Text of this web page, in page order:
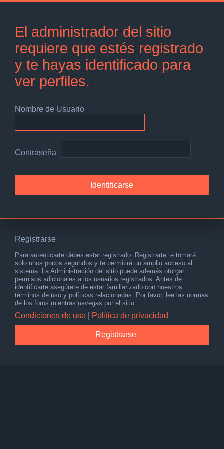
El administrador del sitio
requiere que estés registrado
y te hayas identificado para
ver perfiles.
Nombre de Usuario
Contraseña
Registrarse
Para autenticarte debes estar registrado. Registrarte te tomará
solo unos pocos segundos y te permitirá un amplio acceso al
sistema. La Administración del sitio puede además otorgar
permisos adicionales a los usuarios registrados. Antes de
identificarte asegúrete de estar familiarizado con nuestros
términos de uso y políticas relacionadas. Por favor, lee las normas
de los foros mientras navegas por el sitio.
Condiciones de uso Política de privacidad
Registrarse